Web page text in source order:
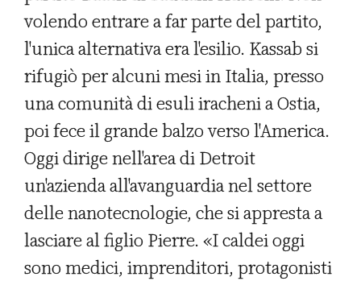
volendo entrare a far parte del partito,
l'unica alternativa era l'esilio. Kassab si
rifugiò per alcuni mesi in Italia, presso
una comunità di esuli iracheni a Ostia,
poi fece il grande balzo verso l'America.
Oggi dirige nell'area di Detroit
un'azienda all'avanguardia nel settore
delle nanotecnologie, che si appresta a
lasciare al figlio Pierre. «I caldei oggi
sono medici, imprenditori, protagonisti